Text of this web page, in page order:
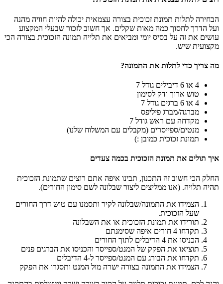
הבחירה לתלות תמונת זכוכית בצורה עצמאית יכולה להיות חוויה מהנה
ועל הדרך לחסוך כמה מאות שקלים. אך חשוב לזכור שבעלי המקצוע
עושים את זה על בסיס יומי ומביאים את תלייה תמונה הזכוכית בצורה הכי
מקצועית שיש.
מה צריך כדי לתלות את התמונה?
4 או 6 דיבילים גודל 7
טוש ארוך ודק לסימון
4 או 6 ברגים גודל 7
מברגה/מברג פיליפס
מקדחה עם ראש גודל 7
מנטים/ספייסרים (מקבלים עם המשלוח שלנו)
תמונת זכוכית כמובן :)
איך תולים את תמונת הזכוכית בכמה צעדים
החלק הכי חשוב זה התכנון, תבינו איפה אתם רוצים שתמונת הזכוכית
תהיה תלויה. (אנו ממליצים ליצור שבלונה לשם סימון החורים).
הצמידו את התמונה/שבלונה לקיר ותסמנו עם טוש דרך החורים
שעל הזכוכית.
תורידו את תמונת הזכוכית או את השבלונה
תקדחו 4 חורים איפה שסימנתם
הכניסו את 4 הדיבלים לתוך החורים
תוציאו את הפקק של המנט/ספייסר והכניסו את הברגים פנים
תקדחו את הבורג עם המנט/ספייסר ל-4 הדיבלים
הצמידו את התמונה בצורה ישרה מול המנט ותסגרו את הפקק